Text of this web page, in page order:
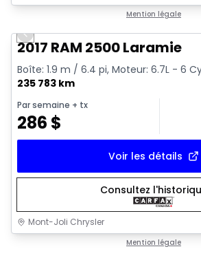
Mention légale
Vidéo disponible
Previous slide
2017 RAM 2500 Laramie
Boîte: 1.9 m / 6.4 pi, Moteur: 6.7L - 6
235 783 km
Par semaine + tx
286 $
Voir les détails
Consultez
Mont-Joli Chrysler
Mention légale